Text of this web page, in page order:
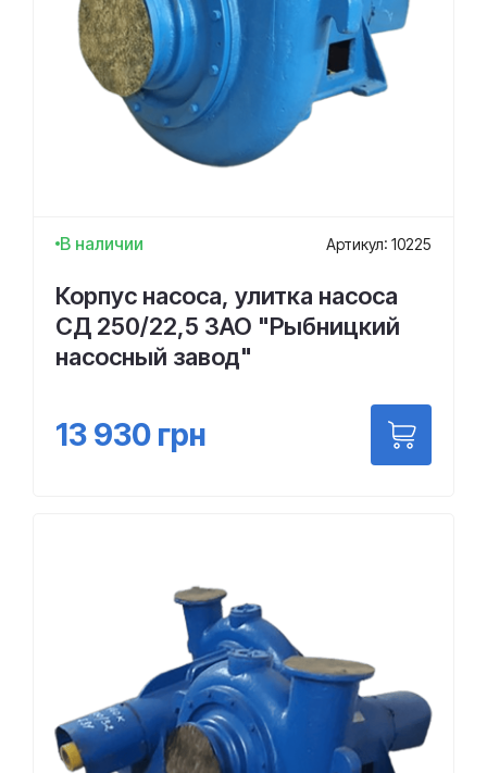
В наличии Артикул: 10225
Корпус насоса, улитка насоса
СД 250/22,5 ЗАО "Рыбницкий
насосный завод"
13 930 грн